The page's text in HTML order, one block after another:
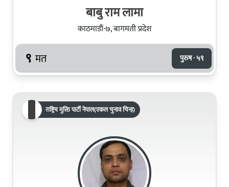
बाबु राम लामा
काठमाडौं-७, बागमती प्रदेश
९ मत पुरुष · ५९
राष्ट्रिय मुक्ति पार्टी नेपाल(एकल चुनाव चिन्ह)